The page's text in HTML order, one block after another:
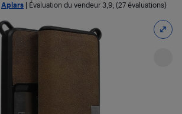
Aplars Évaluation du vendeur 3,9; (27 évaluations)